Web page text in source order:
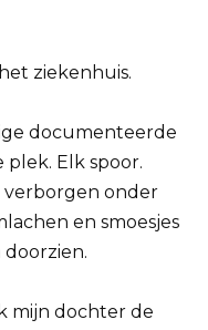
ziekenhuis.
documenteerde
Elk spoor.
verborgen onder
en smoesjes
mijn dochter de